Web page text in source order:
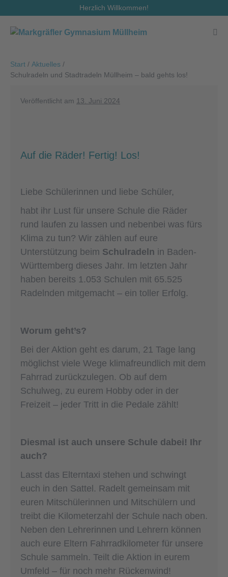
Inhalt
springen
Herzlich Willkommen!
Start / Aktuelles /
Schulradeln und Stadtradeln Müllheim – bald gehts los!
Veröffentlicht am 13. Juni 2024
Auf die Räder! Fertig! Los!
Liebe Schülerinnen und liebe Schüler,
habt ihr Lust für unsere Schule die Räder
rund laufen zu lassen und nebenbei was fürs
Klima zu tun? Wir zählen auf eure
Unterstützung beim Schulradeln in Baden-
Württemberg dieses Jahr. Im letzten Jahr
haben bereits 1.053 Schulen mit 65.525
Radelnden mitgemacht – ein toller Erfolg.
Worum geht’s?
Bei der Aktion geht es darum, 21 Tage lang
möglichst viele Wege klimafreundlich mit dem
Fahrrad zurückzulegen. Ob auf dem
Schulweg, zu eurem Hobby oder in der
Freizeit – jeder Tritt in die Pedale zählt!
Diesmal ist auch unsere Schule dabei! Ihr
auch?
Lasst das Elterntaxi stehen und schwingt
euch in den Sattel. Radelt gemeinsam mit
euren Mitschülerinnen und Mitschülern und
treibt die Kilometerzahl der Schule nach oben.
Neben den Lehrerinnen und Lehrern können
auch eure Eltern Fahrradkilometer für unsere
Schule sammeln. Teilt die Aktion in eurem
Umfeld – für noch mehr Rückenwind!